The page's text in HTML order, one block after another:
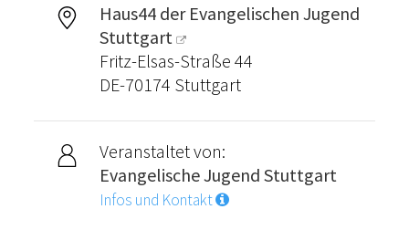
Haus44 der Evangelischen Jugend
Stuttgart
Fritz-Elsas-Straße 44
DE-70174 Stuttgart
Veranstaltet von:
Evangelische Jugend Stuttgart
Infos und Kontakt